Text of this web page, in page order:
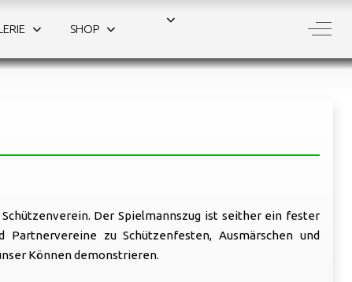
SHOP Off-
|
Der Spielmannszug ist seither ein fester
zu Schützenfesten, Ausmärschen und
Können demonstrieren.